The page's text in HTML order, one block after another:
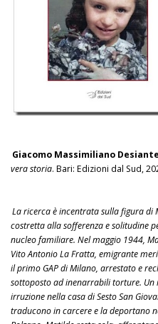
Giacomo Massimiliano
vera storia. Bari: Edizioni dal Sud,
La ricerca è incentrata sulla figura
costretta alla sofferenza e solitudine
nucleo familiare. Nel maggio 1944,
Vito Antonio La Fratta, emigrante
il primo GAP di Milano, arrestato e
sottoposto ad inenarrabili torture. Un
irruzione nella casa di Sesto San
traducono in carcere e la deportano